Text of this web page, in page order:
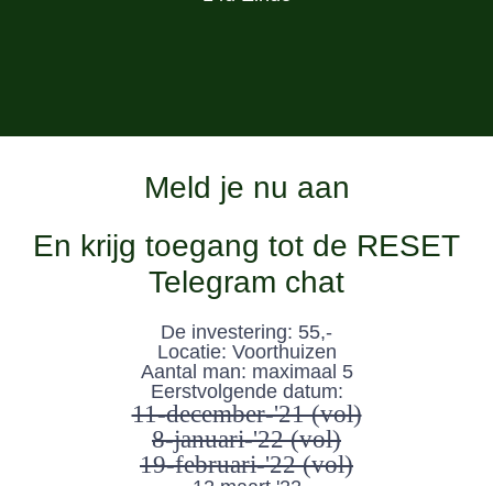
Meld je nu aan
En krijg toegang tot de RESET
Telegram chat
De investering: 55,-
Locatie: Voorthuizen
Aantal man: maximaal 5
Eerstvolgende datum:
11-december-'21 (vol)
8-januari-'22 (vol)
19-februari-'22 (vol)